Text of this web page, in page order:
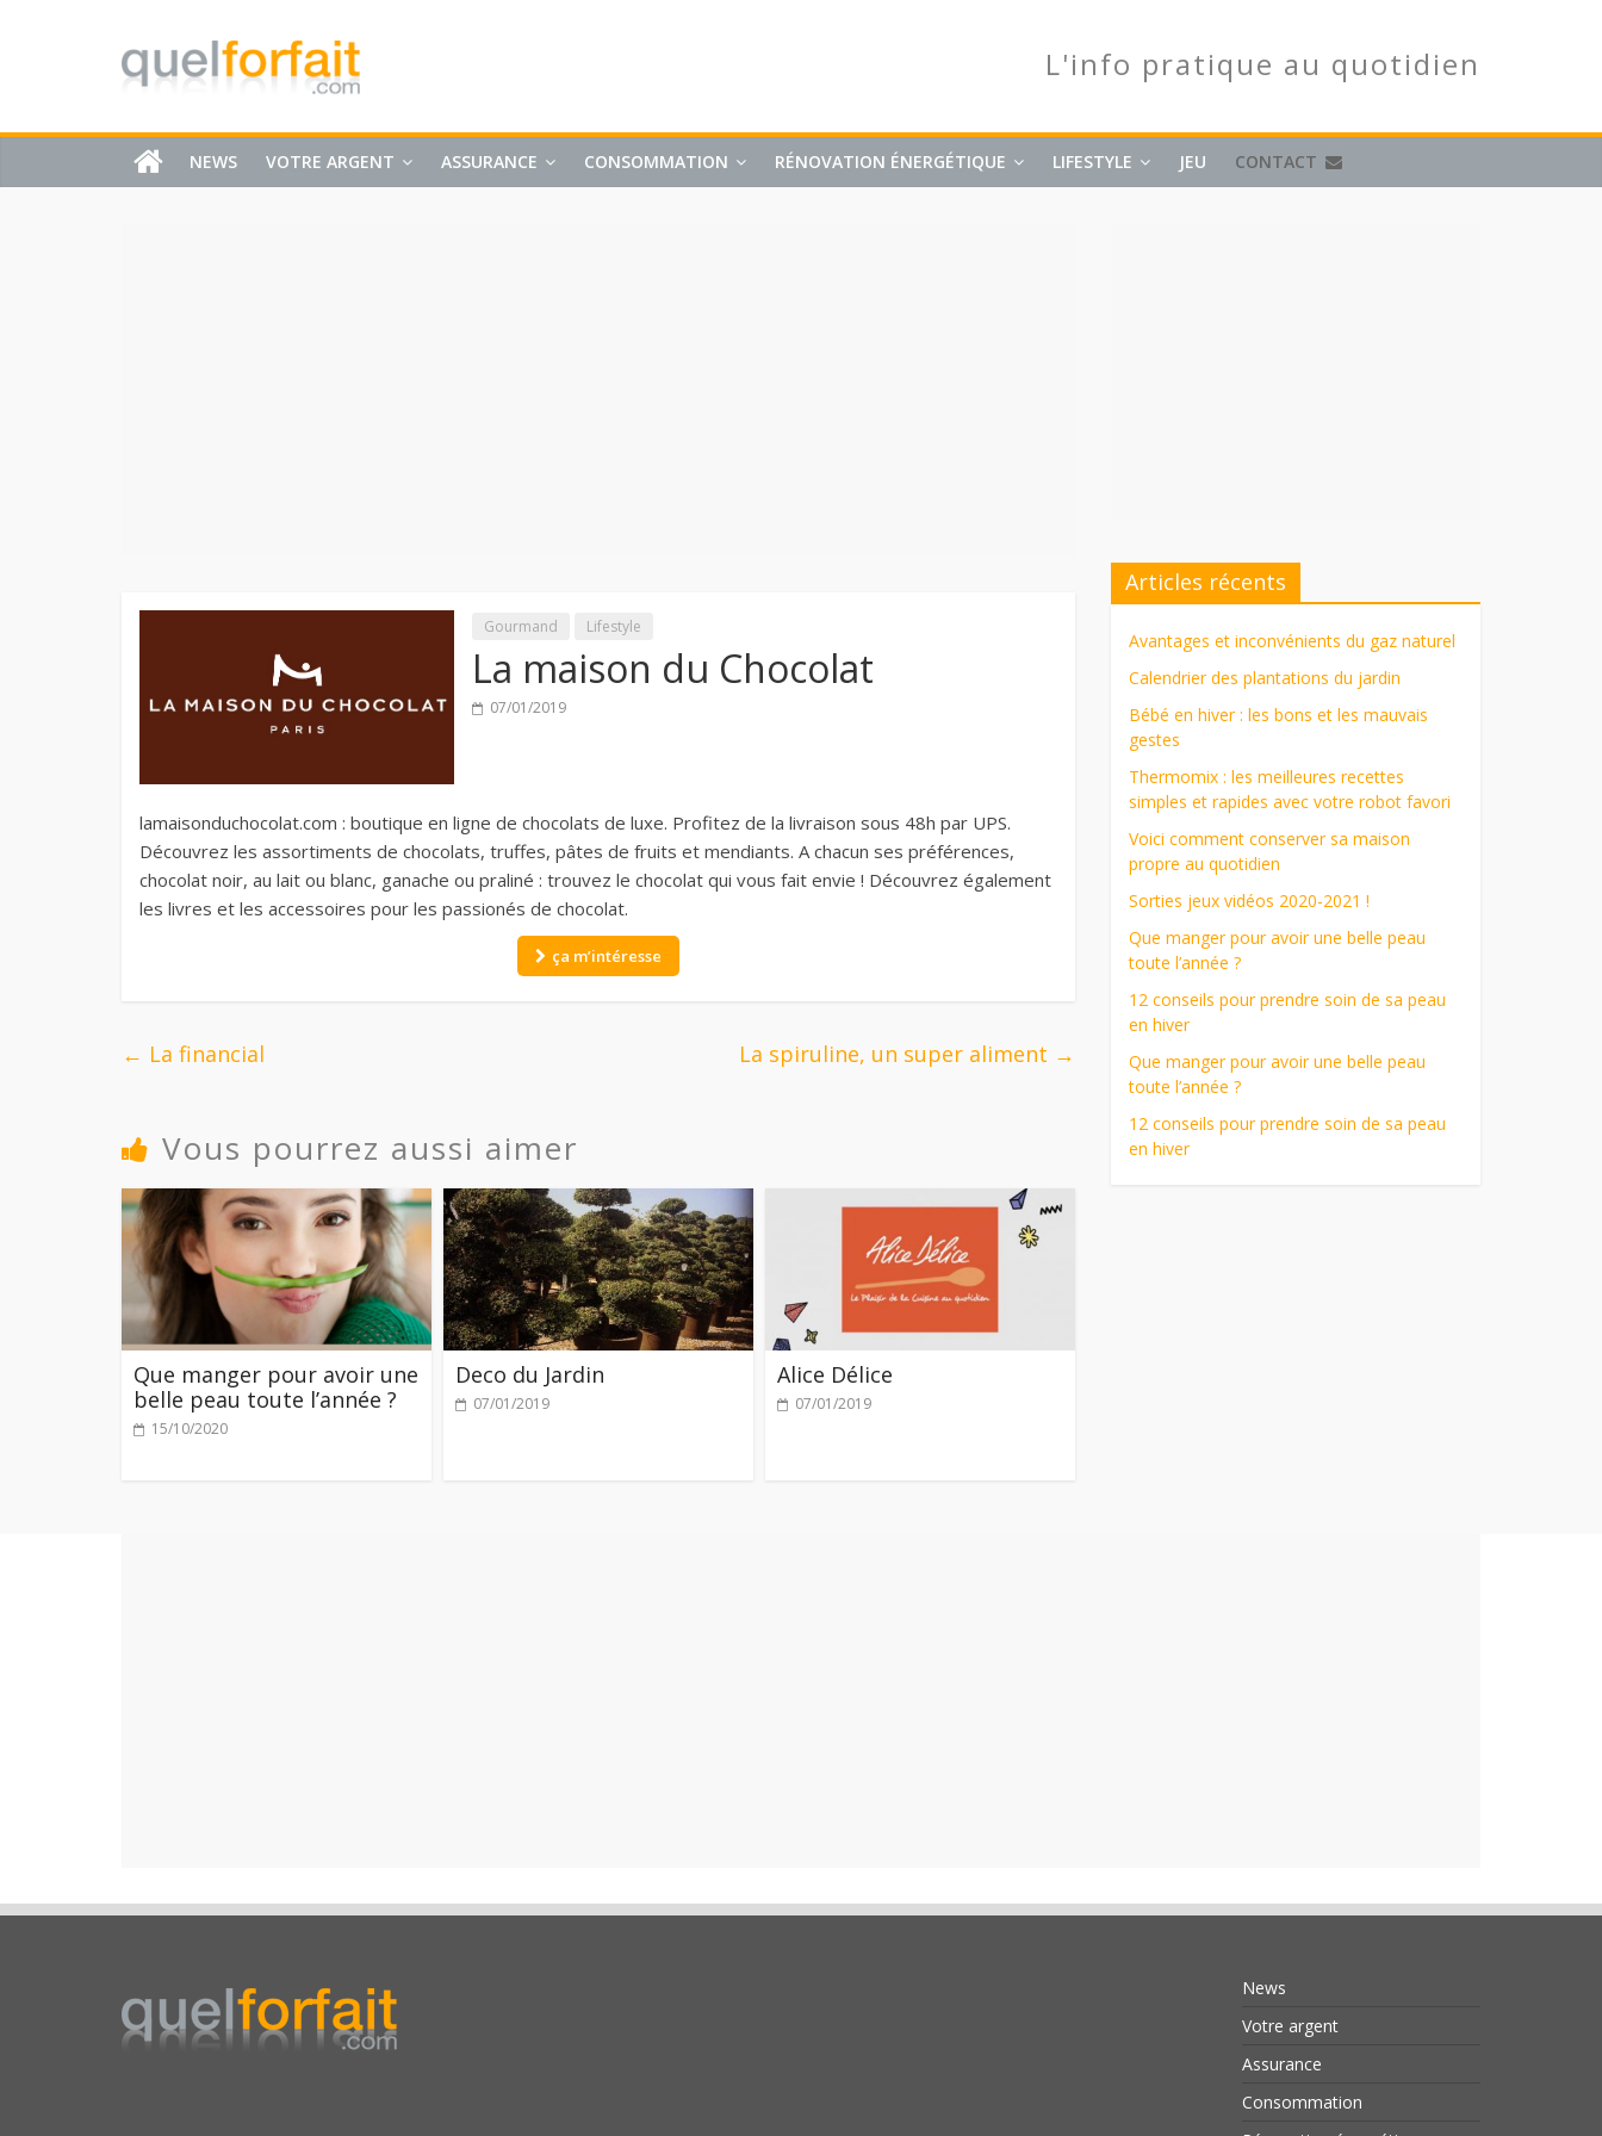
L'info pratique au quotidien
NEWS VOTRE ARGENT ASSURANCE CONSOMMATION RÉNOVATION ÉNERGÉTIQUE LIFESTYLE JEU CONTACT
Gourmand Lifestyle
La maison du Chocolat
07/01/2019
lamaisonduchocolat.com : boutique en ligne de chocolats de luxe. Profitez de la livraison sous 48h par UPS.
Découvrez les assortiments de chocolats, truffes, pâtes de fruits et mendiants. A chacun ses préférences,
chocolat noir, au lait ou blanc, ganache ou praliné : trouvez le chocolat qui vous fait envie ! Découvrez également
les livres et les accessoires pour les passionés de chocolat.
ça m’intéresse
← La financial La spiruline, un super aliment →
Vous pourrez aussi aimer
Que manger pour avoir une
belle peau toute l’année ?
15/10/2020
Deco du Jardin
07/01/2019
Alice Délice
07/01/2019
Articles récents
Avantages et inconvénients du gaz naturel
Calendrier des plantations du jardin
Bébé en hiver : les bons et les mauvais
gestes
Thermomix : les meilleures recettes
simples et rapides avec votre robot favori
Voici comment conserver sa maison
propre au quotidien
Sorties jeux vidéos 2020-2021 !
Que manger pour avoir une belle peau
toute l’année ?
12 conseils pour prendre soin de sa peau
en hiver
Que manger pour avoir une belle peau
toute l’année ?
12 conseils pour prendre soin de sa peau
en hiver
News
Votre argent
Assurance
Consommation